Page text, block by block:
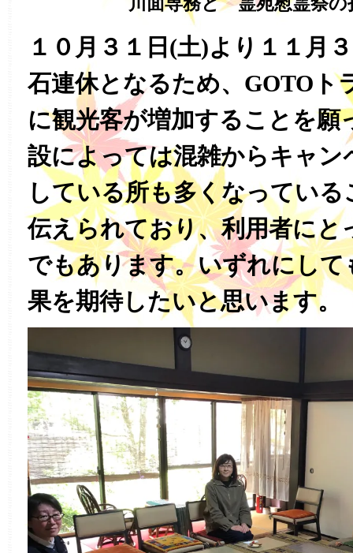
１０月３１日(土)より１１月
石連休となるため、GOTOト
に観光客が増加することを願
設によっては混雑からキャン
している所も多くなってい
伝えられており、利用者にと
でもあります。いずれにして
果を期待したいと思います。